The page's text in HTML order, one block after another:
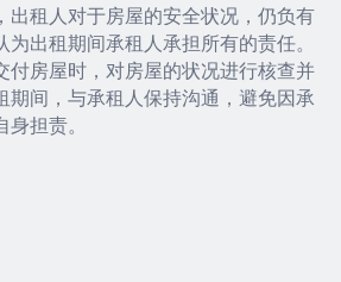
出租人对于房屋的安全状况，仍负有
出租期间承租人承担所有的责任。
付房屋时，对房屋的状况进行核查并
期间，与承租人保持沟通，避免因承
担责。